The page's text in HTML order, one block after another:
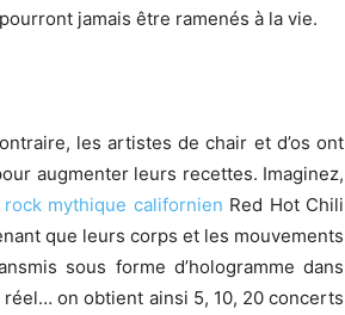
jamais être ramenés à la vie.
les artistes de chair et d’os ont
augmenter leurs recettes. Imaginez,
rock mythique californien Red Hot Chili
que leurs corps et les mouvements
sous forme d’hologramme dans
on obtient ainsi 5, 10, 20 concerts